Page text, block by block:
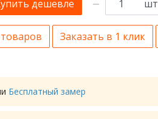
дешевле шт
Заказать в 1 клик
Бесплатный замер